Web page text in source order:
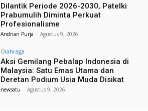
Dilantik Periode 2026-2030, Patelki
Prabumulih Diminta Perkuat
Profesionalisme
Andrian Purja - Agustus 9, 2026
Olahraga
Aksi Gemilang Pebalap Indonesia di
Malaysia: Satu Emas Utama dan
Deretan Podium Usia Muda Disikat
newsatu - Agustus 9, 2026